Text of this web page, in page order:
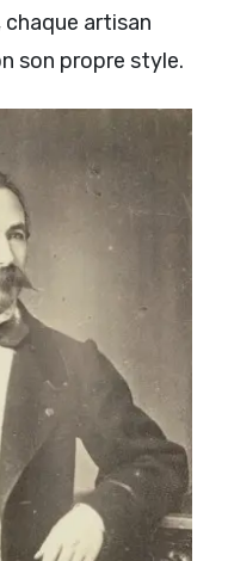
artisan
son propre style.